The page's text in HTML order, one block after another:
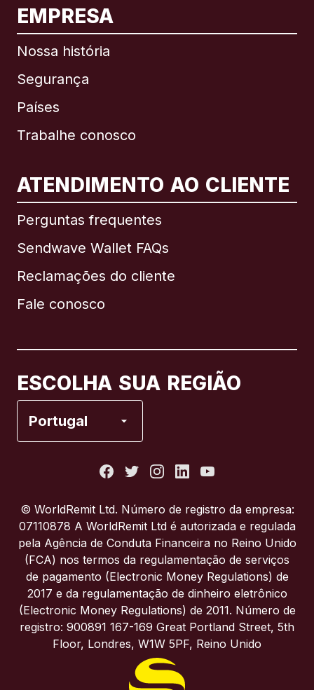
EMPRESA
Nossa história
Segurança
Países
Trabalhe conosco
ATENDIMENTO AO CLIENTE
Perguntas frequentes
Sendwave Wallet FAQs
Reclamações do cliente
Fale conosco
ESCOLHA SUA REGIÃO
Portugal
Internacional English
Brasil
Itália
Portugal
Reino Unido
© WorldRemit Ltd. Número de registro da empresa:
07110878 A WorldRemit Ltd é autorizada e regulada
pela Agência de Conduta Financeira no Reino Unido
(FCA) nos termos da regulamentação de serviços
de pagamento (Electronic Money Regulations) de
2017 e da regulamentação de dinheiro eletrônico
(Electronic Money Regulations) de 2011. Número de
registro: 900891 167-169 Great Portland Street, 5th
Floor, Londres, W1W 5PF, Reino Unido